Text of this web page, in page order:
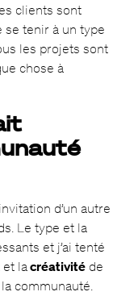
clients sont
se tenir à un type
les projets sont
chose à
d’un autre
Le type et la
et j’ai tenté
lacréativitéde
communauté.